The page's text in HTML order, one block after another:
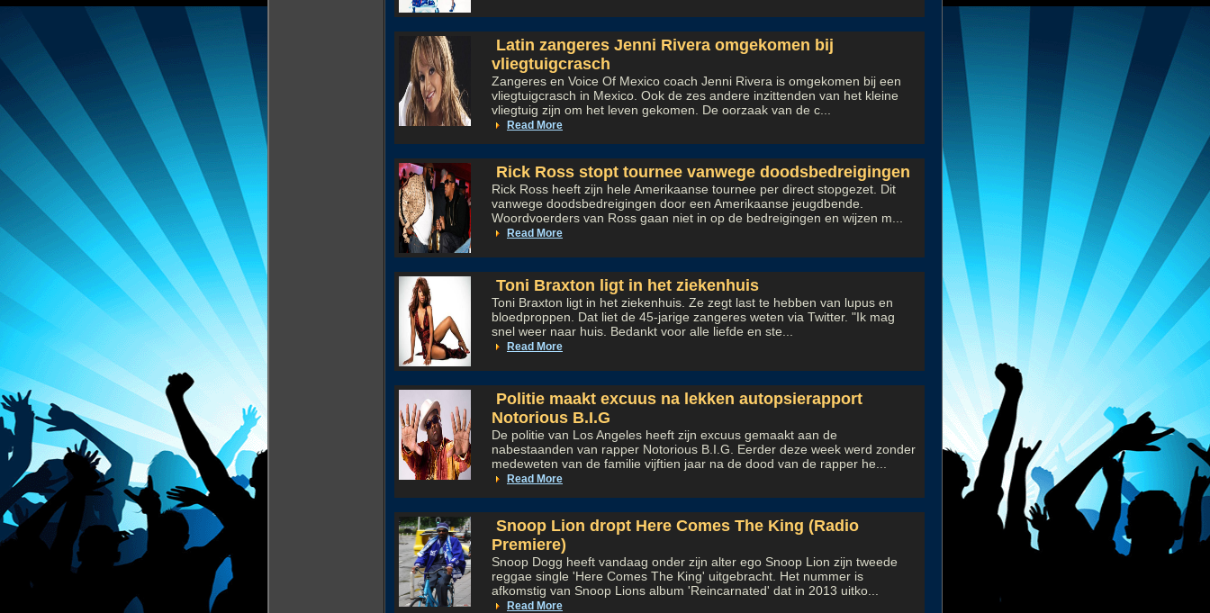
Latin zangeres Jenni Rivera omgekomen bij
vliegtuigcrasch
Zangeres en Voice Of Mexico coach Jenni Rivera is omgekomen bij een
vliegtuigcrasch in Mexico. Ook de zes andere inzittenden van het kleine
vliegtuig zijn om het leven gekomen. De oorzaak van de c...
Read More
Rick Ross stopt tournee vanwege doodsbedreigingen
Rick Ross heeft zijn hele Amerikaanse tournee per direct stopgezet. Dit
vanwege doodsbedreigingen door een Amerikaanse jeugdbende.
Woordvoerders van Ross gaan niet in op de bedreigingen en wijzen m...
Read More
Toni Braxton ligt in het ziekenhuis
Toni Braxton ligt in het ziekenhuis. Ze zegt last te hebben van lupus en
bloedproppen. Dat liet de 45-jarige zangeres weten via Twitter. "Ik mag
snel weer naar huis. Bedankt voor alle liefde en ste...
Read More
Politie maakt excuus na lekken autopsierapport
Notorious B.I.G
De politie van Los Angeles heeft zijn excuus gemaakt aan de
nabestaanden van rapper Notorious B.I.G. Eerder deze week werd zonder
medeweten van de familie vijftien jaar na de dood van de rapper he...
Read More
Snoop Lion dropt Here Comes The King (Radio
Premiere)
Snoop Dogg heeft vandaag onder zijn alter ego Snoop Lion zijn tweede
reggae single 'Here Comes The King' uitgebracht. Het nummer is
afkomstig van Snoop Lions album 'Reincarnated' dat in 2013 uitko...
Read More